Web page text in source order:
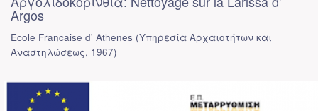
Argos
Ecole Francaise d' Athenes (Υπηρεσία Αρχαιοτήτων και
Αναστηλώσεως, 1967)